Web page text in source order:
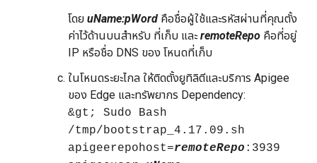
โดย uName:pWord คือชื่อผู้ใช้และรหัสผ่านที่คุณตั้ง
ค่าไว้ด้านบนสำหรับ ที่เก็บ และremoteRepo คือที่อยู่
IP หรือชื่อ DNS ของ โหนดที่เก็บ
ในโหนดระยะไกล ให้ติดตั้งยูทิลิตีและบริการ Apigee
ของ Edge และทรัพยากร Dependency:
&gt; Sudo Bash
/tmp/bootstrap_4.17.09.sh
apigeerepohost=remoteRepo :3939